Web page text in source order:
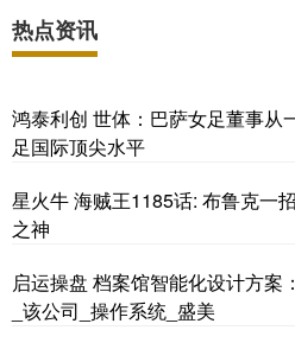
热点资讯
鸿泰利创 世体：巴萨女足董事从
足国际顶尖水平
星火牛 海贼王1185话: 布鲁克一
之神
启运操盘 档案馆智能化设计方案
_该公司_操作系统_盛美